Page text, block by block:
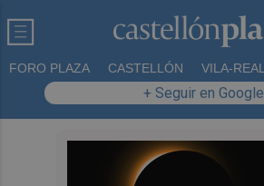
FORO PLAZA CASTELLÓN VILA-REAL
+ Seguir en Google